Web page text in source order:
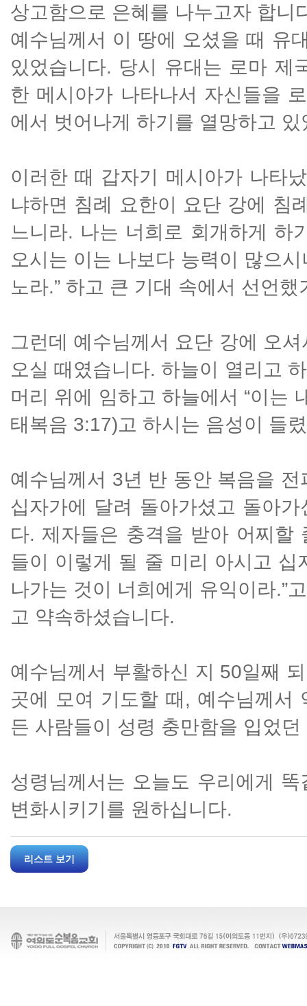
상고함으로 은혜를 나누고자 합니
예수님께서 이 땅에 오셨을 때 유
있었습니다. 당시 유대는 로마 제
한 메시아가 나타나서 자신들을
에서 벗어나게 하기를 열망하고 있
이러한 때 갑자기 메시아가 나타
냐하면 침례 요한이 요단 강에 침
느니라. 나는 너희로 회개하게 하
오시는 이는 나보다 능력이 많으
노라.” 하고 큰 기대 속에서 선언
그런데 예수님께서 요단 강에 오
오실 때였습니다. 하늘이 열리고
머리 위에 임하고 하늘에서 “이는
태복음 3:17)고 하시는 음성이 들
예수님께서 3년 반 동안 복음을
십자가에 달려 돌아가셨고 돌아
다. 제자들은 충격을 받아 어찌할
들이 이렇게 될 줄 미리 아시고 십
나가는 것이 너희에게 유익이라.”
고 약속하셨습니다.
예수님께서 부활하신 지 50일째
곳에 모여 기도할 때, 예수님께서
든 사람들이 성령 충만함을 입었
성령님께서는 오늘도 우리에게
변화시키기를 원하십니다.
리스트 보기